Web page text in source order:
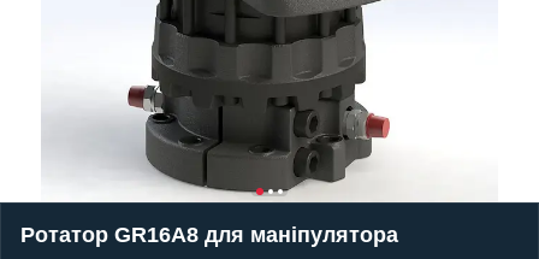
Ротатор GR16A8 для маніпулятора